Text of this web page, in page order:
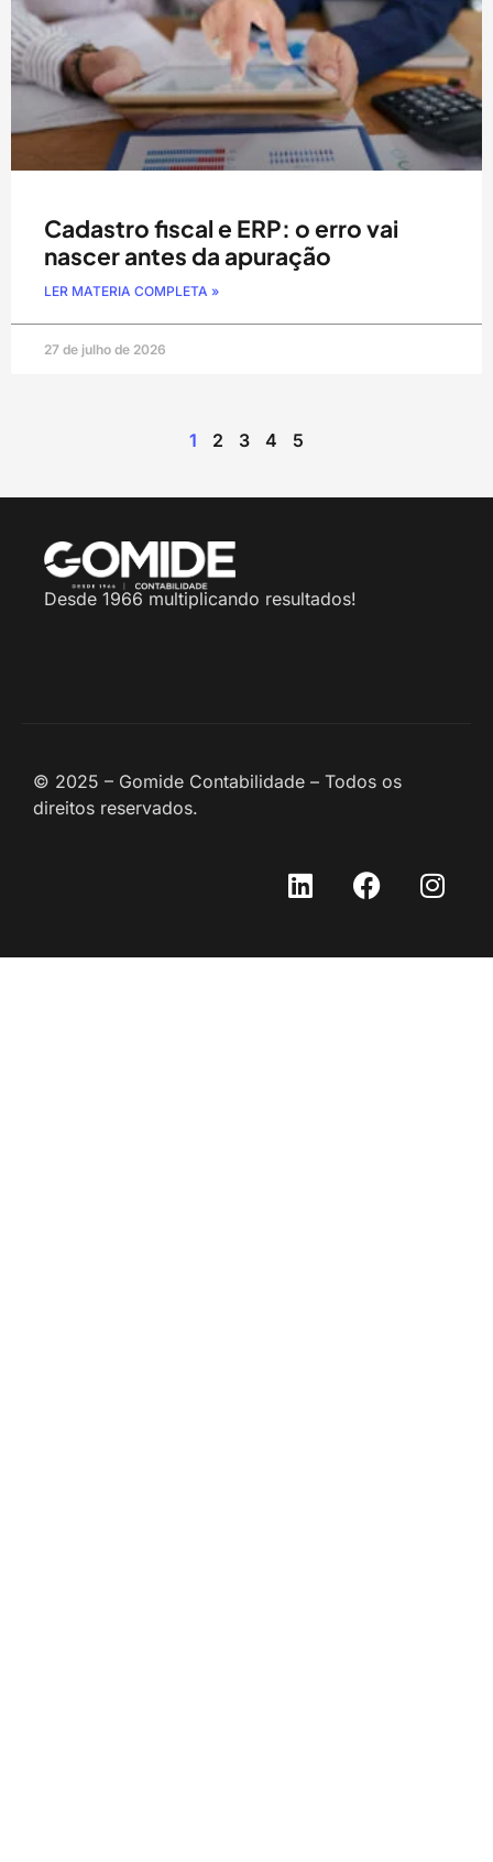
Cadastro fiscal e ERP: o erro vai
nascer antes da apuração
LER MATERIA COMPLETA »
27 de julho de 2026
1 2 3 4 5
Desde 1966 multiplicando resultados!
© 2025 – Gomide Contabilidade – Todos os
direitos reservados.